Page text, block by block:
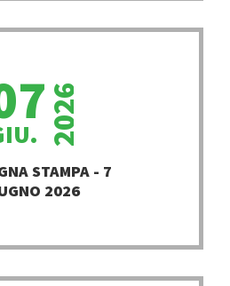
2026
STAMPA - 7
2026